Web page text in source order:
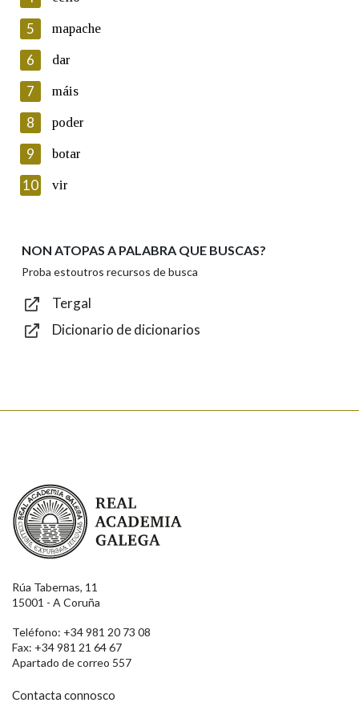
Lin e acepto as condicións da política de
Introduce o código que aparece na imaxe:
Texto de verificación
Enviar
5 mapache
6 dar
7 máis
8 poder
9 botar
10 vir
NON ATOPAS A PALABRA QUE BUSCAS?
Proba estoutros recursos de busca
Tergal
Dicionario de dicionarios
Real Academia Galega
Rúa Tabernas, 11
15001 - A Coruña
Teléfono: +34 981 20 73 08
Fax: +34 981 21 64 67
Apartado de correo 557
Contacta connosco